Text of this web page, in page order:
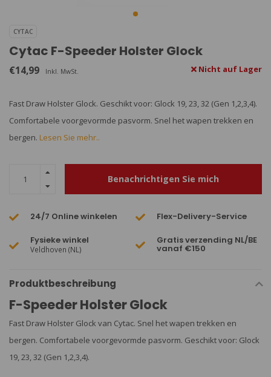
CYTAC
Cytac F-Speeder Holster Glock
€14,99 Inkl. MwSt. Nicht auf Lager
Fast Draw Holster Glock. Geschikt voor: Glock 19, 23, 32 (Gen 1,2,3,4).
Comfortabele voorgevormde pasvorm. Snel het wapen trekken en
bergen. Lesen Sie mehr..
Benachrichtigen Sie mich
24/7 Online winkelen Flex-Delivery-Service
Fysieke winkel
Veldhoven (NL)
Gratis verzending NL/BE
vanaf €150
Produktbeschreibung
F-Speeder Holster Glock
Fast Draw Holster Glock van Cytac. Snel het wapen trekken en
bergen. Comfortabele voorgevormde pasvorm. Geschikt voor: Glock
19, 23, 32 (Gen 1,2,3,4).